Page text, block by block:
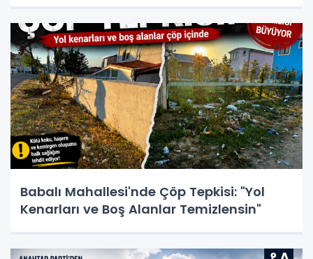
Babalı Mahallesi'nde Çöp Tepkisi: "Yol
Kenarları ve Boş Alanlar Temizlensin"